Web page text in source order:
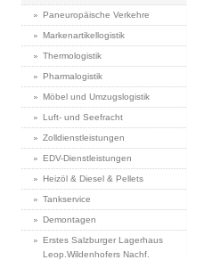
Paneuropäische Verkehre
Markenartikellogistik
Thermologistik
Pharmalogistik
Möbel und Umzugslogistik
Luft- und Seefracht
Zolldienstleistungen
EDV-Dienstleistungen
Heizöl & Diesel & Pellets
Tankservice
Demontagen
Erstes Salzburger Lagerhaus
Leop.Wildenhofers Nachf.